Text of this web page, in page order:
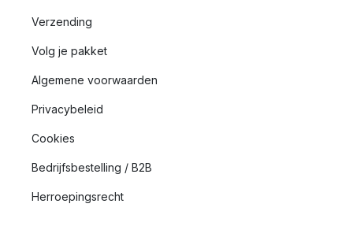
Verzending
Volg je pakket
Algemene voorwaarden
Privacybeleid
Cookies
Bedrijfsbestelling / B2B
Herroepingsrecht